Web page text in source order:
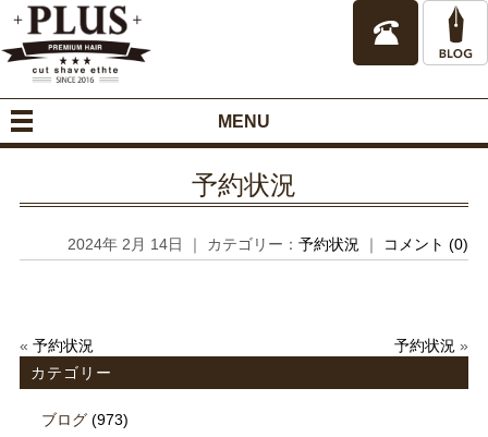
MENU
予約状況
2024年 2月 14日 ｜ カテゴリー：予約状況 ｜ コメント (0)
« 予約状況 予約状況 »
カテゴリー
ブログ(973)